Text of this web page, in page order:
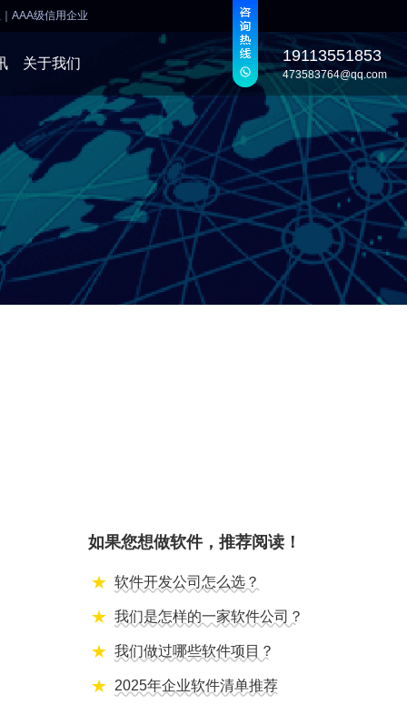
AAA级信用企业
关于我们 19113551853
473583764@qq.com
如果您想做软件，推荐阅读！
软件开发公司怎么选？
我们是怎样的一家软件公司？
我们做过哪些软件项目？
2025年企业软件清单推荐